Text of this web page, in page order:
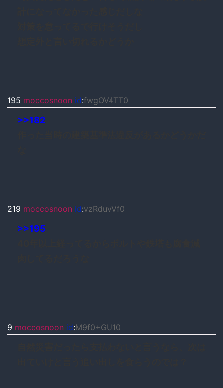
195 moccosnoon id:fwgOV4TT0
>>182
219 moccosnoon id:vzRduvVf0
>>195
9 moccosnoon id:M9f0+GU10